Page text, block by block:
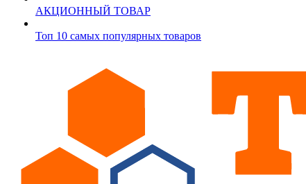
АКЦИОННЫЙ ТОВАР
Топ 10 самых популярных товаров